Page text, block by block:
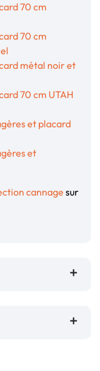
70 cm
70 cm
métal noir et
70 cm UTAH
et placard
et
cannage sur